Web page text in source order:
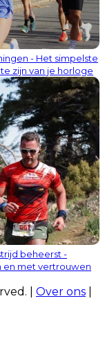
- Het simpelste
zijn van je horloge
beheerst -
en met vertrouwen
| Over ons